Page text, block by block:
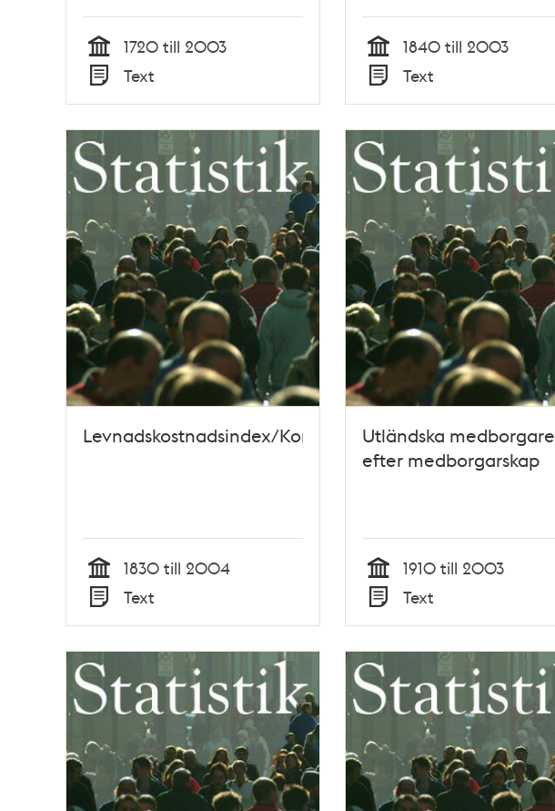
Tid
1720 till 2003
Typ
Text Tid
1840 till 2003
Typ
Text
Levnadskostnadsindex/Konsumentprisindex
Tid
1830 till 2004
Typ
Text
Utländska medborgare
efter medborgarskap
Tid
1910 till 2003
Typ
Text